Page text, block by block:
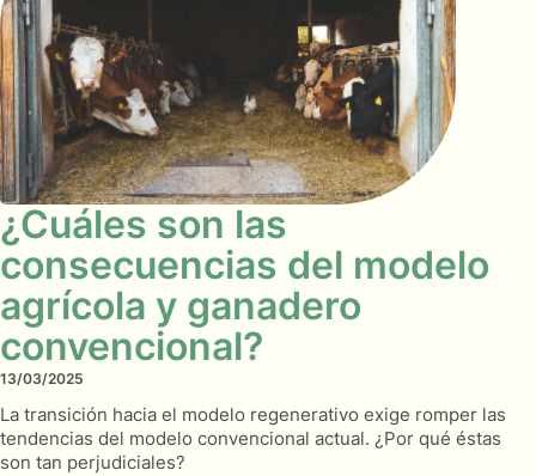
¿Cuáles son las
consecuencias del modelo
agrícola y ganadero
convencional?
13/03/2025
La transición hacia el modelo regenerativo exige romper las
tendencias del modelo convencional actual. ¿Por qué éstas
son tan perjudiciales?